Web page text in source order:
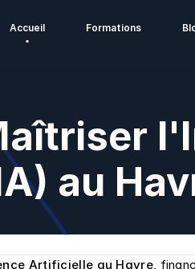
au
Artificielle au Havre,
Accueil Formations